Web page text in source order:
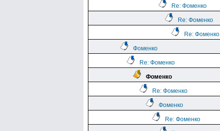
Re: Фоменко
Re: Фоменко
Re: Фоменко
Фоменко
Re: Фоменко
Фоменко
Re: Фоменко
Фоменко
Re: Фоменко